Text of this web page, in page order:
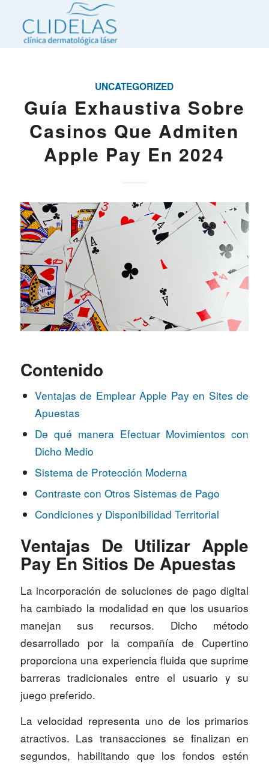
UNCATEGORIZED
Guía Exhaustiva Sobre
Casinos Que Admiten
Apple Pay En 2024
Contenido
Ventajas de Emplear Apple Pay en Sites de
Apuestas
De qué manera Efectuar Movimientos con
Dicho Medio
Sistema de Protección Moderna
Contraste con Otros Sistemas de Pago
Condiciones y Disponibilidad Territorial
Ventajas De Utilizar Apple
Pay En Sitios De Apuestas
La incorporación de soluciones de pago digital
ha cambiado la modalidad en que los usuarios
manejan sus recursos. Dicho método
desarrollado por la compañía de Cupertino
proporciona una experiencia fluida que suprime
barreras tradicionales entre el usuario y su
juego preferido.
La velocidad representa uno de los primarios
atractivos. Las transacciones se finalizan en
segundos, habilitando que los fondos estén